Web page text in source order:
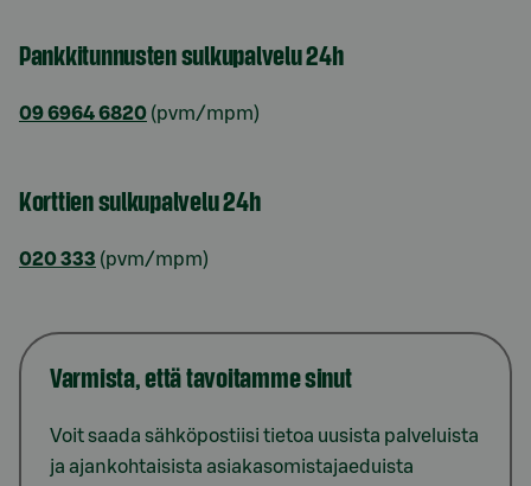
Pankkitunnusten sulkupalvelu 24h
09 6964 6820 (pvm/mpm)
Korttien sulkupalvelu 24h
020 333 (pvm/mpm)
Varmista, että tavoitamme sinut
Voit saada sähköpostiisi tietoa uusista palveluista
ja ajankohtaisista asiakasomistajaeduista